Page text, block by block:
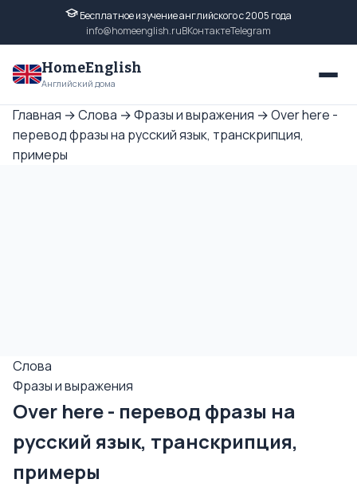
Бесплатное изучение английского с 2005 года
info@homeenglish.ruВКонтактеTelegram
HomeEnglish
Английский дома
Главная →Слова →Фразы и выражения →Over here -
перевод фразы на русский язык, транскрипция,
примеры
Слова
Фразы и выражения
Over here - перевод фразы на
русский язык, транскрипция,
примеры